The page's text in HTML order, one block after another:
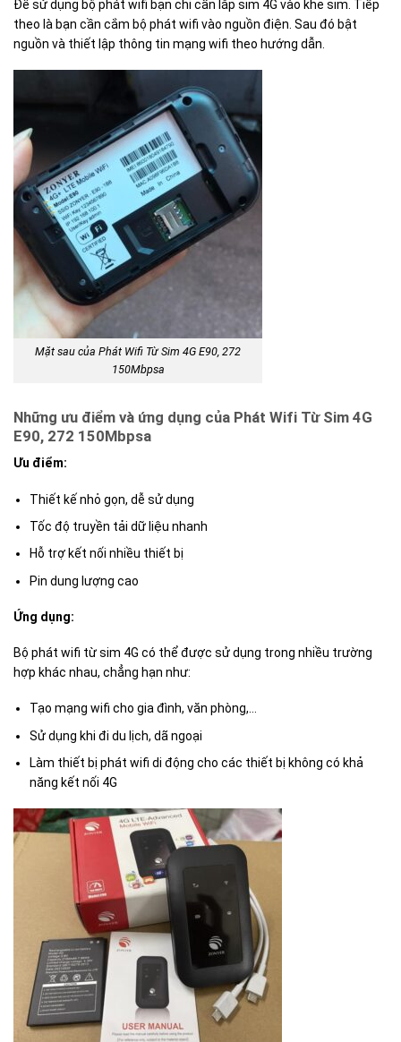
Để sử dụng bộ phát wifi bạn chỉ cần lắp sim 4G vào khe sim. Tiếp
theo là bạn cần cắm bộ phát wifi vào nguồn điện. Sau đó bật
nguồn và thiết lập thông tin mạng wifi theo hướng dẫn.
Mặt sau của Phát Wifi Từ Sim 4G E90, 272
150Mbpsa
Những ưu điểm và ứng dụng của Phát Wifi Từ Sim 4G
E90, 272 150Mbpsa
Ưu điểm:
Thiết kế nhỏ gọn, dễ sử dụng
Tốc độ truyền tải dữ liệu nhanh
Hỗ trợ kết nối nhiều thiết bị
Pin dung lượng cao
Ứng dụng:
Bộ phát wifi từ sim 4G có thể được sử dụng trong nhiều trường
hợp khác nhau, chẳng hạn như:
Tạo mạng wifi cho gia đình, văn phòng,…
Sử dụng khi đi du lịch, dã ngoại
Làm thiết bị phát wifi di động cho các thiết bị không có khả
năng kết nối 4G